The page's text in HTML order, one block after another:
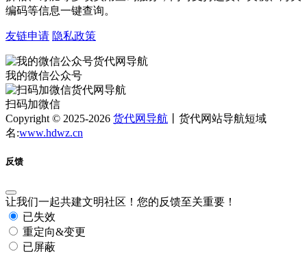
编码等信息一键查询。
友链申请 隐私政策
我的微信公众号
扫码加微信
Copyright © 2025-2026 货代网导航 丨货代网站导航短域
名:www.hdwz.cn
反馈
让我们一起共建文明社区！您的反馈至关重要！
已失效
重定向&变更
已屏蔽